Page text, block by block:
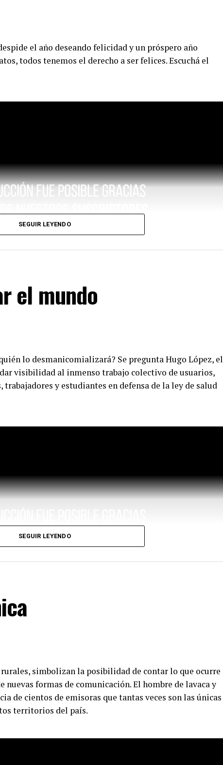
el año deseando felicidad y un próspero año
todos tenemos el derecho a ser felices. Escuchá el
SEGUIR LEYENDO
el mundo
lo desmanicomializará? Se pregunta Hugo López, el
visibilidad al inmenso trabajo colectivo de usuarios,
y estudiantes en defensa de la ley de salud
SEGUIR LEYENDO
simbolizan la posibilidad de contar lo que ocurre
nuevas formas de comunicación. El hombre de lavaca y
de cientos de emisoras que tantas veces son las únicas
territorios del país.